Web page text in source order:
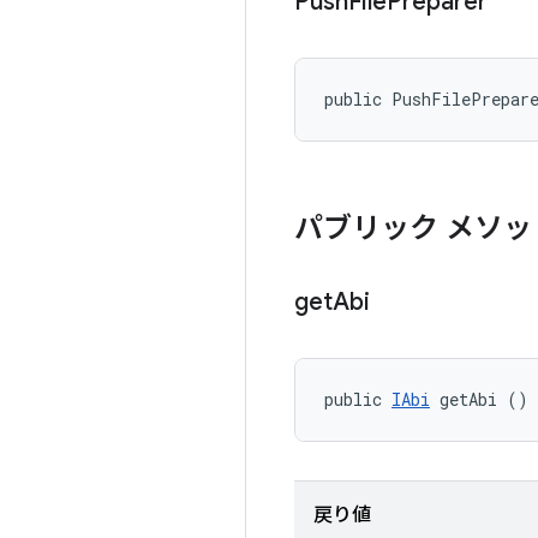
public
パブリック メソッ
getAbi
public IAbi getAbi ()
戻り値